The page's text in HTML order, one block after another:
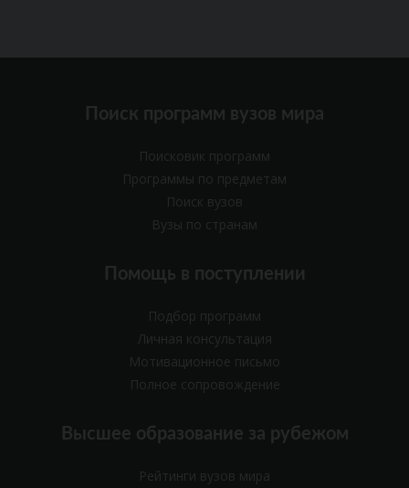
Поиск программ вузов мира
Поисковик программ
Программы по предметам
Поиск вузов
Вузы по странам
Помощь в поступлении
Подбор программ
Личная консультация
Мотивационное письмо
Полное сопровождение
Высшее образование за рубежом
Рейтинги вузов мира